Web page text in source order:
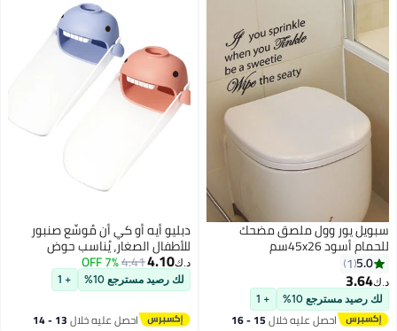
سبويل يور وول ملصق مضحك
للحمام أسود 45x26سم
5.0
1
د.ك‏3.64
لك رصيد مسترجع 10% + 1
احصل عليه خلال 15 - 16
دبليو أيه أو كي أن مُوسِّع صنبور
للأطفال الصغار، يُناسب حوض
الاستحمام في المطبخ والحمام. يُعزِّز
الوعي بالنظافة الشخصية
والاستقلالية. تصميم كرتوني، مقاس
عالمي (أزرق، وردي، قطعتان).
د.ك‏4.10
4.41
7% OFF
لك رصيد مسترجع 10% + 1
احصل عليه خلال 13 - 14